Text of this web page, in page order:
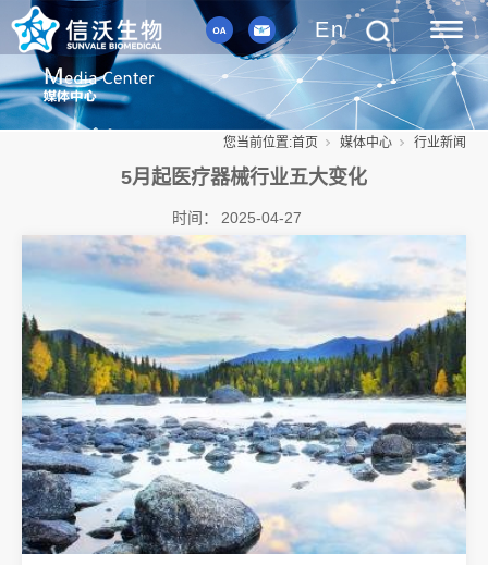
En
您当前位置:首页 媒体中心 行业新闻
5月起医疗器械行业五大变化
时间： 2025-04-27